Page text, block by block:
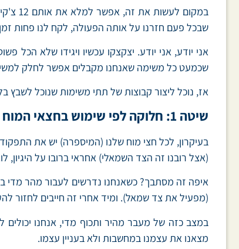
שבכל פעם חזרנו על אותה הפעולה, לקח לנו פחות
אני יודע, אני יודע. יצקצקו עכשיו ויגידו שלא
שכמעט כל משימה שאנחנו מקבלים אפשר לחלק
אז, נוכל ליצור קבוצות של תתי משימות שנוכל לשבץ בלו"ז
שיטה 1: חלוקה לפי שימוש בחצאי המוח
בעיקרון, לכל חצי מוח שלנו (המיספרה) יש את
(אצל רובנו זה הצד השמאלי) אחראי ברובו על היגיון,
איפה זה מסתבך? כשאנחנו נדרשים לעבור מהר מדי
(מפעיל את צד שמאל). ומיד אחרי זה חייבים לחזור
במצב כזה של מעבר מהיר ותכוף מדי, אנחנו
מצאנו את עצמנו במחשבות ולא בעניין עצמו.